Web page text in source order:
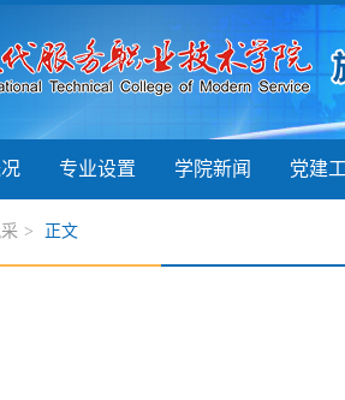
专业设置 学院新闻 党建
> 正文